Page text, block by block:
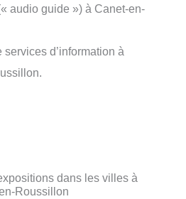
audio guide ») à Canet-en-
services d’information à
dans les villes à
Roussillon